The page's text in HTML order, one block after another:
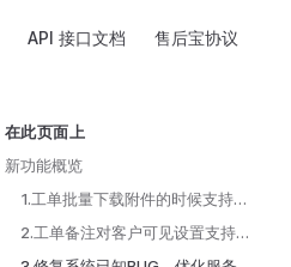
API 接口文档 售后宝协议
在此页面上
Table of Contents for current page
新功能概览
1.工单批量下载附件的时候支持字段名称命名分类
2.工单备注对客户可见设置支持全部可见